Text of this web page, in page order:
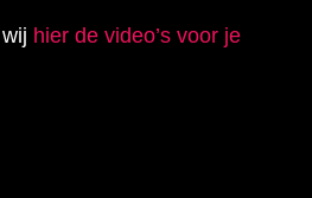
hier de video’s voor je